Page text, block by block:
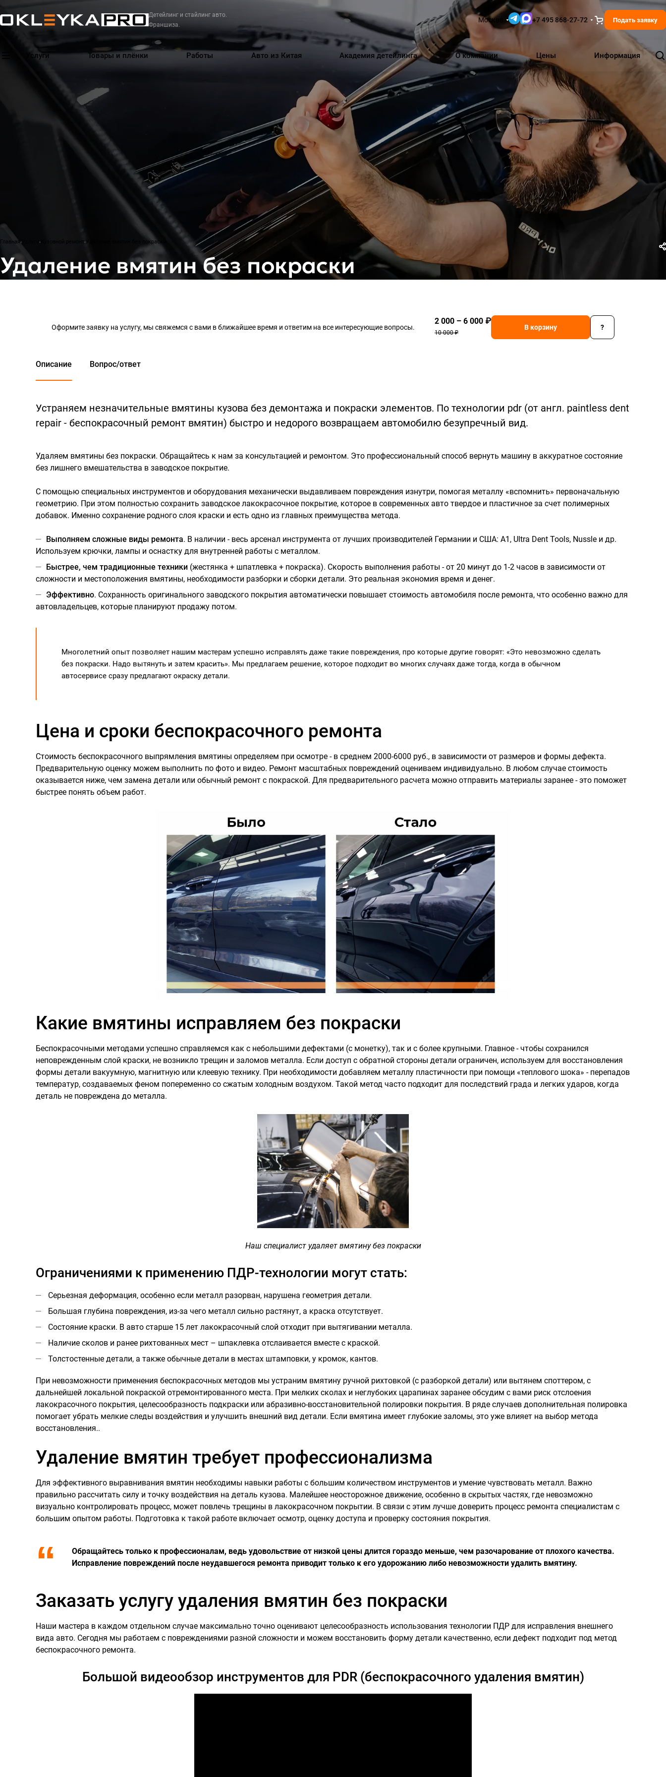
Детейлинг и стайлинг авто.
Франшиза.
Москва +7 495 868-27-72 Подать заявку
Услуги Товары и плёнки Работы Авто из Китая Академия детейлинга О компании Цены Информация
Главная Кузовной ремонт Удаление вмятин без покраски
Удаление вмятин без покраски
Оформите заявку на услугу, мы свяжемся с вами в ближайшее время и ответим на все интересующие вопросы.
2 000 – 6 000 ₽
10 000 ₽
В корзину ?
Описание Вопрос/ответ
Устраняем незначительные вмятины кузова без демонтажа и покраски элементов. По технологии pdr (от англ. paintless dent
repair - беспокрасочный ремонт вмятин) быстро и недорого возвращаем автомобилю безупречный вид.
Удаляем вмятины без покраски. Обращайтесь к нам за консультацией и ремонтом. Это профессиональный способ вернуть машину в аккуратное состояние
без лишнего вмешательства в заводское покрытие.
С помощью специальных инструментов и оборудования механически выдавливаем повреждения изнутри, помогая металлу «вспомнить» первоначальную
геометрию. При этом полностью сохранить заводское лакокрасочное покрытие, которое в современных авто твердое и пластичное за счет полимерных
добавок. Именно сохранение родного слоя краски и есть одно из главных преимущества метода.
Выполняем сложные виды ремонта. В наличии - весь арсенал инструмента от лучших производителей Германии и США: А1, Ultra Dent Tools, Nussle и др.
Используем крючки, лампы и оснастку для внутренней работы с металлом.
Быстрее, чем традиционные техники (жестянка + шпатлевка + покраска). Скорость выполнения работы - от 20 минут до 1-2 часов в зависимости от
сложности и местоположения вмятины, необходимости разборки и сборки детали. Это реальная экономия время и денег.
Эффективно. Сохранность оригинального заводского покрытия автоматически повышает стоимость автомобиля после ремонта, что особенно важно для
автовладельцев, которые планируют продажу потом.
Многолетний опыт позволяет нашим мастерам успешно исправлять даже такие повреждения, про которые другие говорят: «Это невозможно сделать
без покраски. Надо вытянуть и затем красить». Мы предлагаем решение, которое подходит во многих случаях даже тогда, когда в обычном
автосервисе сразу предлагают окраску детали.
Цена и сроки беспокрасочного ремонта
Стоимость беспокрасочного выпрямления вмятины определяем при осмотре - в среднем 2000-6000 руб., в зависимости от размеров и формы дефекта.
Предварительную оценку можем выполнить по фото и видео. Ремонт масштабных повреждений оцениваем индивидуально. В любом случае стоимость
оказывается ниже, чем замена детали или обычный ремонт с покраской. Для предварительного расчета можно отправить материалы заранее - это поможет
быстрее понять объем работ.
Какие вмятины исправляем без покраски
Беспокрасочными методами успешно справляемся как с небольшими дефектами (с монетку), так и с более крупными. Главное - чтобы сохранился
неповрежденным слой краски, не возникло трещин и заломов металла. Если доступ с обратной стороны детали ограничен, используем для восстановления
формы детали вакуумную, магнитную или клеевую технику. При необходимости добавляем металлу пластичности при помощи «теплового шока» - перепадов
температур, создаваемых феном попеременно со сжатым холодным воздухом. Такой метод часто подходит для последствий града и легких ударов, когда
деталь не повреждена до металла.
Наш специалист удаляет вмятину без покраски
Ограничениями к применению ПДР-технологии могут стать:
Серьезная деформация, особенно если металл разорван, нарушена геометрия детали.
Большая глубина повреждения, из-за чего металл сильно растянут, а краска отсутствует.
Состояние краски. В авто старше 15 лет лакокрасочный слой отходит при вытягивании металла.
Наличие сколов и ранее рихтованных мест – шпаклевка отслаивается вместе с краской.
Толстостенные детали, а также обычные детали в местах штамповки, у кромок, кантов.
При невозможности применения беспокрасочных методов мы устраним вмятину ручной рихтовкой (с разборкой детали) или вытянем споттером, с
дальнейшей локальной покраской отремонтированного места. При мелких сколах и неглубоких царапинах заранее обсудим с вами риск отслоения
лакокрасочного покрытия, целесообразность подкраски или абразивно-восстановительной полировки покрытия. В ряде случаев дополнительная полировка
помогает убрать мелкие следы воздействия и улучшить внешний вид детали. Если вмятина имеет глубокие заломы, это уже влияет на выбор метода
восстановления..
Удаление вмятин требует профессионализма
Для эффективного выравнивания вмятин необходимы навыки работы с большим количеством инструментов и умение чувствовать металл. Важно
правильно рассчитать силу и точку воздействия на деталь кузова. Малейшее неосторожное движение, особенно в скрытых частях, где невозможно
визуально контролировать процесс, может повлечь трещины в лакокрасочном покрытии. В связи с этим лучше доверить процесс ремонта специалистам с
большим опытом работы. Подготовка к такой работе включает осмотр, оценку доступа и проверку состояния покрытия.
Обращайтесь только к профессионалам, ведь удовольствие от низкой цены длится гораздо меньше, чем разочарование от плохого качества.
Исправление повреждений после неудавшегося ремонта приводит только к его удорожанию либо невозможности удалить вмятину.
Заказать услугу удаления вмятин без покраски
Наши мастера в каждом отдельном случае максимально точно оценивают целесообразность использования технологии ПДР для исправления внешнего
вида авто. Сегодня мы работаем с повреждениями разной сложности и можем восстановить форму детали качественно, если дефект подходит под метод
беспокрасочного ремонта.
Большой видеообзор инструментов для PDR (беспокрасочного удаления вмятин)